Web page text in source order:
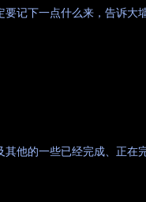
记下一点什么来，告诉大
其他的一些已经完成、正在